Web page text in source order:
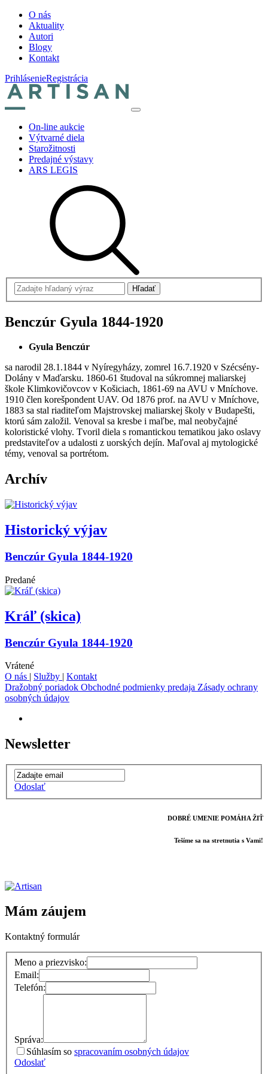
O nás
Aktuality
Autori
Blogy
Kontakt
PrihlásenieRegistrácia
On-line aukcie
Výtvarné diela
Starožitnosti
Predajné výstavy
ARS LEGIS
Benczúr Gyula 1844-1920
Gyula Benczúr
sa narodil 28.1.1844 v Nyíregyházy, zomrel 16.7.1920 v Szécsény-
Dolány v Maďarsku. 1860-61 študoval na súkromnej maliarskej
škole Klimkovičovcov v Košiciach, 1861-69 na AVU v Mníchove.
1910 člen korešpondent UAV. Od 1876 prof. na AVU v Mníchove,
1883 sa stal riaditeľom Majstrovskej maliarskej školy v Budapešti,
ktorú sám založil. Venoval sa kresbe i maľbe, mal neobyčajné
koloristické vlohy. Tvoril diela s romantickou tematikou jako oslavy
predstaviteľov a udalosti z uorských dejín. Maľoval aj mytologické
témy, venoval sa portrétom.
Archív
Historický výjav
Benczúr Gyula 1844-1920
Predané
Kráľ (skica)
Benczúr Gyula 1844-1920
Vrátené
O nás | Služby | Kontakt
Dražobný poriadok Obchodné podmienky predaja Zásady ochrany
osobných údajov
Newsletter
Odoslať
DOBRÉ UMENIE POMÁHA ŽIŤ
Tešíme sa na stretnutia s Vami!
Mám záujem
Kontaktný formulár
Meno a priezvisko:
Email:
Telefón:
Správa:
Súhlasím so spracovaním osobných údajov
Odoslať